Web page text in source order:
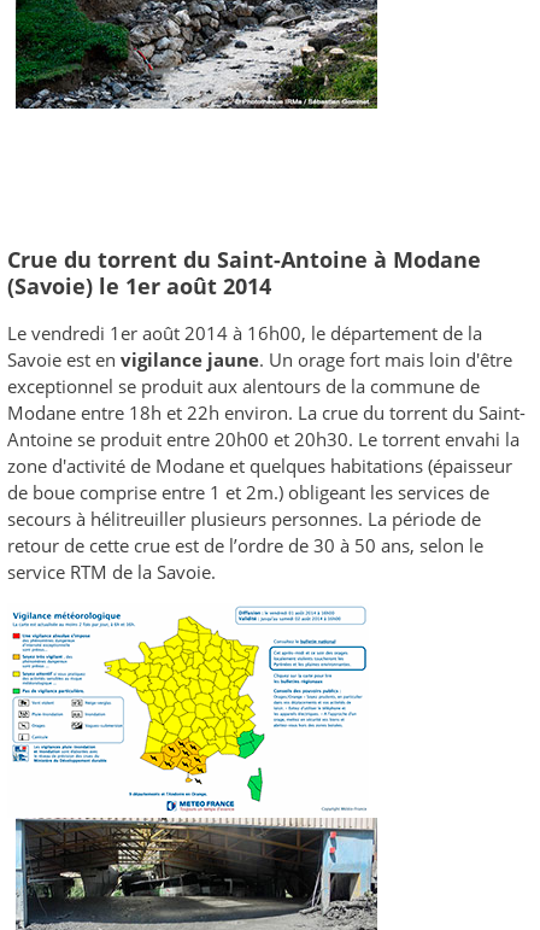
Crue du torrent du Saint-Antoine à Modane
(Savoie) le 1er août 2014
Le vendredi 1er août 2014 à 16h00, le département de la
Savoie est en vigilance jaune. Un orage fort mais loin d'être
exceptionnel se produit aux alentours de la commune de
Modane entre 18h et 22h environ. La crue du torrent du Saint-
Antoine se produit entre 20h00 et 20h30. Le torrent envahi la
zone d'activité de Modane et quelques habitations (épaisseur
de boue comprise entre 1 et 2m.) obligeant les services de
secours à hélitreuiller plusieurs personnes. La période de
retour de cette crue est de l’ordre de 30 à 50 ans, selon le
service RTM de la Savoie.